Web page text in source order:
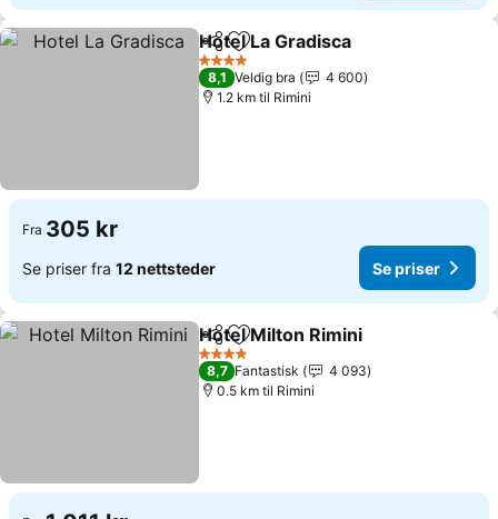
Del Legg til i favoritter
Hotel La Gradisca
4 Stjerner
8,1 Veldig bra
4 600
1.2 km til Rimini
Fra 305 kr
Se priser fra 12 nettsteder Se priser
Del Legg til i favoritter
Hotel Milton Rimini
4 Stjerner
8,7 Fantastisk
4 093
0.5 km til Rimini